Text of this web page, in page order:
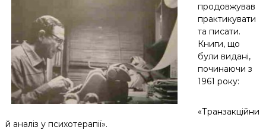
продовжував
практикувати
та писати.
Книги, що
були видані,
починаючи з
1961 року:
«Транзакційни
й аналіз у психотерапії».